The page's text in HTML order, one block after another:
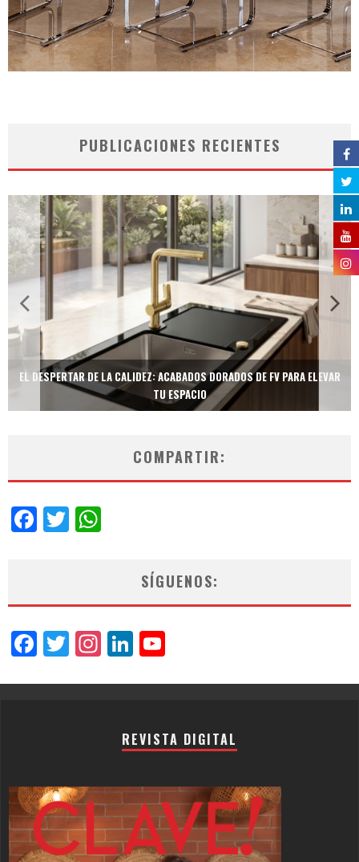
PUBLICACIONES RECIENTES
EL DESPERTAR DE LA CALIDEZ: ACABADOS DORADOS DE FV PARA ELEVAR
TU ESPACIO
COMPARTIR:
Facebook
Twitter
SÍGUENOS:
Facebook
Twitter
Instagram
LinkedIn
REVISTA DIGITAL